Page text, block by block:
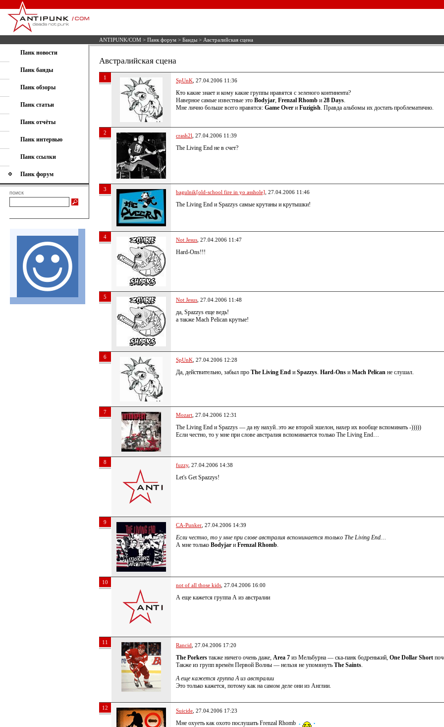
ANTIPUNK/COM > Панк форум > Банды > Австралийская сцена
Панк новости
Панк банды
Панк обзоры
Панк статьи
Панк отчёты
Панк интервью
Панк ссылки
Панк форум
поиск
Австралийская сцена
1 SpUnK , 27.04.2006 11:36
Кто какие знает и кому какие группы нравятся с зеленого континента?
Наверное самые известные это Bodyjar, Frenzal Rhomb и 28 Days.
Мне лично больше всего нравятся: Game Over и Fuzigish. Правда альбомы их достать проблематично.
2 crash2l , 27.04.2006 11:39
The Living End не в счет?
3 bagulnik[old-school fire in yo asshole] , 27.04.2006 11:46
The Living End и Spazzys самые крутаны и крутышки!
4 Not Jesus , 27.04.2006 11:47
Hard-Ons!!!
5 Not Jesus , 27.04.2006 11:48
да, Spazzys еще ведь!
а также Mach Pelican крутые!
6 SpUnK , 27.04.2006 12:28
Да, действительно, забыл про The Living End и Spazzys. Hard-Ons и Mach Pelican не слушал.
7 Mozart , 27.04.2006 12:31
The Living End и Spazzys — да ну нахуй..это же второй эшелон, нахер их вообще вспоминать -)))))
Если честно, то у мне при слове австралия вспоминается только The Living End…
8 fuzzy, 27.04.2006 14:38
Let's Get Spazzys!
9 CA-Punker , 27.04.2006 14:39
Если честно, то у мне при слове австралия вспоминается только The Living End…
А мне только Bodyjar и Frenzal Rhomb.
10 not of all those kids , 27.04.2006 16:00
А еще кажется группа А из австралии
11 Rancid , 27.04.2006 17:20
The Porkers также ничего очень даже, Area 7 из Мельбурна — ска-панк бодренький, One Dollar Short
Также из групп времён Первой Волны — нельзя не упомянуть The Saints.
А еще кажется группа А из австралии
Это только кажется, потому как на самом деле они из Англии.
12 Suicide , 27.04.2006 17:23
Мне охуеть как охото послушать Frenzal Rhomb